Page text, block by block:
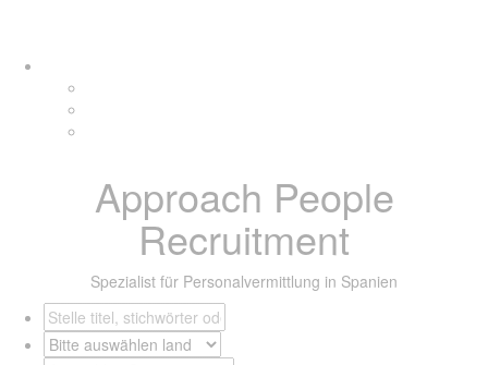
springen
Approach People
Recruitment
Spezialist für Personalvermittlung in Spanien